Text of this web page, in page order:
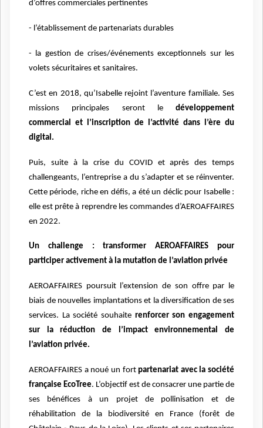
d’offres commerciales pertinentes
- l’établissement de partenariats durables
- la gestion de crises/événements exceptionnels sur les
volets sécuritaires et sanitaires.
C’est en 2018, qu’Isabelle rejoint l’aventure familiale. Ses
missions principales seront le développement
commercial et l’inscription de l’activité dans l’ère du
digital.
Puis, suite à la crise du COVID et après des temps
challengeants, l’entreprise a du s’adapter et se réinventer.
Cette période, riche en défis, a été un déclic pour Isabelle :
elle est prête à reprendre les commandes d’AEROAFFAIRES
en 2022.
Un challenge : transformer AEROAFFAIRES pour
participer activement à la mutation de l’aviation privée
AEROAFFAIRES poursuit l’extension de son offre par le
biais de nouvelles implantations et la diversification de ses
services. La société souhaite renforcer son engagement
sur la réduction de l’impact environnemental de
l’aviation privée.
AEROAFFAIRES a noué un fortpartenariat avec la société
française EcoTree. L’objectif est de consacrer une partie de
ses bénéfices à un projet de pollinisation et de
réhabilitation de la biodiversité en France (forêt de